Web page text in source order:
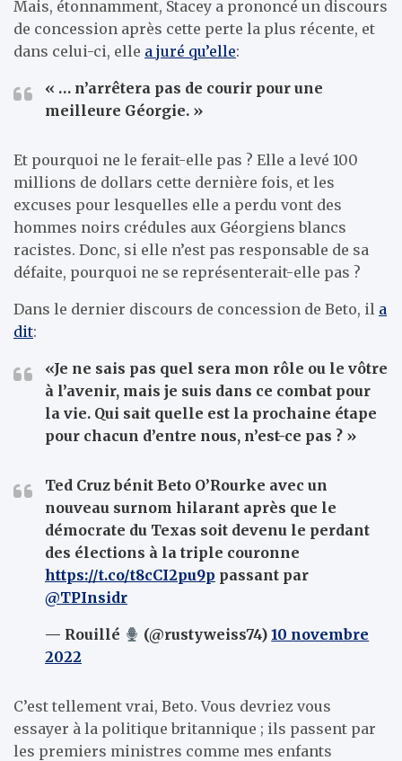
Mais, étonnamment, Stacey a prononcé un discours
de concession après cette perte la plus récente, et
dans celui-ci, elle a juré qu’elle:
« … n’arrêtera pas de courir pour une
meilleure Géorgie. »
Et pourquoi ne le ferait-elle pas ? Elle a levé 100
millions de dollars cette dernière fois, et les
excuses pour lesquelles elle a perdu vont des
hommes noirs crédules aux Géorgiens blancs
racistes. Donc, si elle n’est pas responsable de sa
défaite, pourquoi ne se représenterait-elle pas ?
Dans le dernier discours de concession de Beto, il a
dit:
«Je ne sais pas quel sera mon rôle ou le vôtre
à l’avenir, mais je suis dans ce combat pour
la vie. Qui sait quelle est la prochaine étape
pour chacun d’entre nous, n’est-ce pas ? »
Ted Cruz bénit Beto O’Rourke avec un
nouveau surnom hilarant après que le
démocrate du Texas soit devenu le perdant
des élections à la triple couronne
https://t.co/t8cCI2pu9p passant par
@TPInsidr
— Rouillé (@rustyweiss74)10 novembre
2022
C’est tellement vrai, Beto. Vous devriez vous
essayer à la politique britannique ; ils passent par
les premiers ministres comme mes enfants